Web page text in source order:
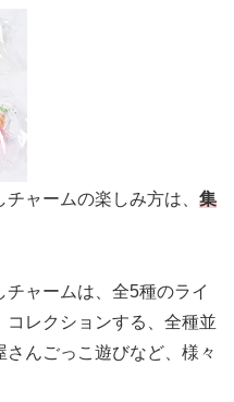
ャームの楽しみ方は、 集
ャームは、全5種のライ
コレクションする、全種並
んごっこ遊びなど、様々